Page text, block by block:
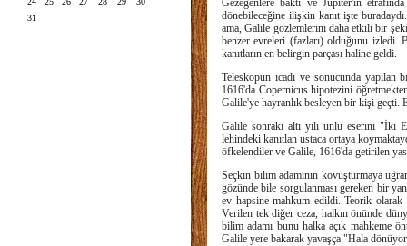
31
Gezegenlere baktı ve Jüpiter'in
dönebileceğine ilişkin kanıt işte
ama, Galile gözlemlerini daha etkili bir
benzer evreleri (fazları) olduğunu izledi.
kanıtların en belirgin parçası haline geldi.
Teleskopun icadı ve sonucunda
1616'da Copernicus hipotezini
Galile'ye hayranlık besleyen bir kişi geçti.
Galile sonraki altı yılı ünlü eserini "İki
lehindeki kanıtlan ustaca ortaya
öfkelendiler ve Galile, 1616'da getirilen
Seçkin bilim adamının kovuşturmaya
gözünde bile sorgulanması gereken bir
ev hapsine mahkum edildi. Teorik olarak
Verilen tek diğer ceza, halkın önünde
bilim adamı bunu halka açık mahkeme
Galile yere bakarak yavaşça "Hala